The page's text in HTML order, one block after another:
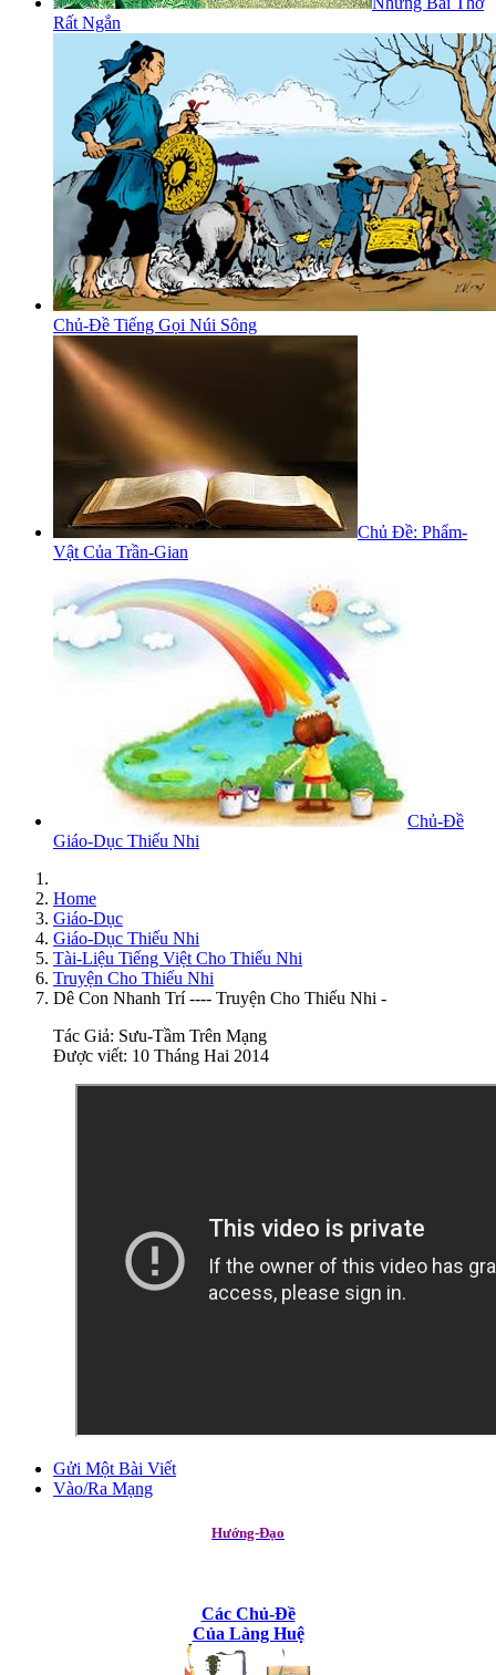
Rất Ngắn
Chủ-Đề Tiếng Gọi Núi Sông
Chủ Đề: Phẩm-
Vật Của Trần-Gian
Chủ-Đề
Giáo-Dục Thiếu Nhi
Home
Giáo-Dục
Giáo-Dục Thiếu Nhi
Tài-Liệu Tiếng Việt Cho Thiếu Nhi
Truyện Cho Thiếu Nhi
Dê Con Nhanh Trí ---- Truyện Cho Thiếu Nhi -
Tác Giả: Sưu-Tầm Trên Mạng
Được viết: 10 Tháng Hai 2014
Gửi Một Bài Viết
Vào/Ra Mạng
Hướng-Đạo
Các Chủ-Đề
Của Làng Huệ